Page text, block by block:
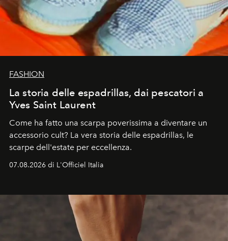
FASHION
La storia delle espadrillas, dai pescatori a
Yves Saint Laurent
Come ha fatto una scarpa poverissima a diventare un
accessorio cult? La vera storia delle espadrillas, le
scarpe dell'estate per eccellenza.
07.08.2026 di L'Officiel Italia